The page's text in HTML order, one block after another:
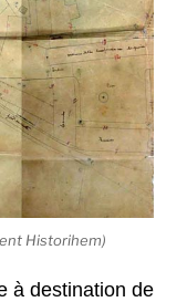
Historihem)
à destination de